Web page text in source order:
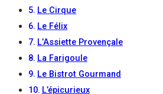
Le Cirque
Le Félix
L’Assiette Provençale
La Farigoule
Le Bistrot Gourmand
L’épicurieux